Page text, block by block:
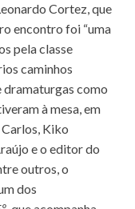
Cortez, que
encontro foi “uma
pela classe
caminhos
como
à mesa, em
Kiko
e o editor do
outros, o
dos